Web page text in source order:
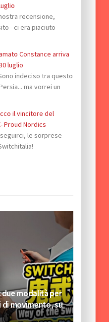
recensione,
- ci era piaciuto
Constance arriva
luglio
indeciso tra questo
ma vorrei un
il vincitore del
Proud Nordics
le sorprese
due modalità per
movimento, su